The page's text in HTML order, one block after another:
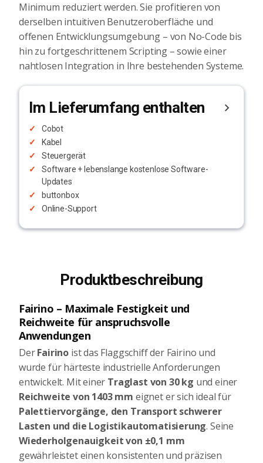
Minimum reduziert werden. Sie profitieren von
derselben intuitiven Benutzeroberfläche und
offenen Entwicklungsumgebung – von No-Code bis
hin zu fortgeschrittenem Scripting – sowie einer
nahtlosen Integration in Ihre bestehenden Systeme.
Im Lieferumfang enthalten
Cobot
Kabel
Steuergerät
Software + lebenslange kostenlose Software-
Updates
buttonbox
Online-Support
Produktbeschreibung
Fairino – Maximale Festigkeit und
Reichweite für anspruchsvolle
Anwendungen
DerFairino ist das Flaggschiff der Fairino und
wurde für härteste industrielle Anforderungen
entwickelt. Mit einer Traglast von 30 kg und einer
Reichweite von 1403 mm eignet er sich ideal für
Palettiervorgänge, den Transport schwerer
Lasten und die Logistikautomatisierung. Seine
Wiederholgenauigkeit von ±0,1 mm
gewährleistet einen konsistenten und präzisen